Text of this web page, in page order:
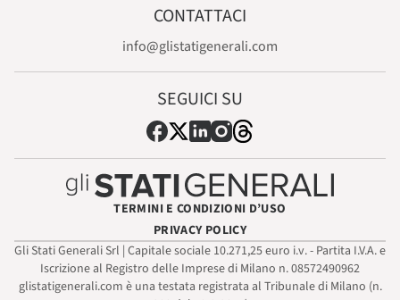
CONTATTACI
info@glistatigenerali.com
SEGUICI SU
TERMINI E CONDIZIONI D’USO
PRIVACY POLICY
Gli Stati Generali Srl | Capitale sociale 10.271,25 euro i.v. - Partita I.V.A. e
Iscrizione al Registro delle Imprese di Milano n. 08572490962
glistatigenerali.com è una testata registrata al Tribunale di Milano (n.